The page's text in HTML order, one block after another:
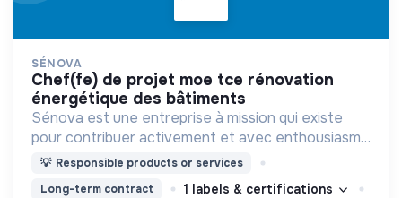
SÉNOVA
chef(fe) de projet moe tce rénovation
énergétique des bâtiments
Sénova est une entreprise à mission qui existe
pour contribuer activement et avec enthousiasme
à la transition écologique des bâtiments.
💡 Responsible products or services
Long-term contract
1 labels & certifications